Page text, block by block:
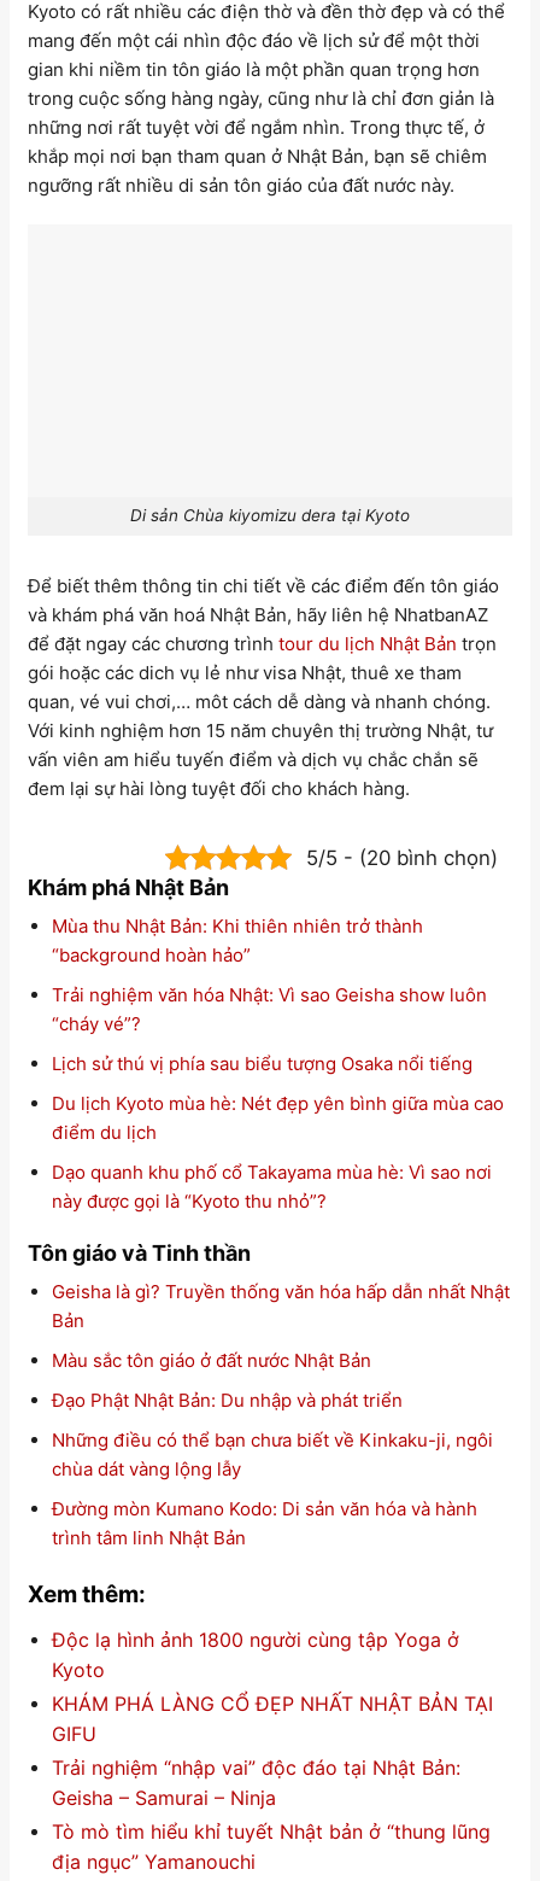
Kyoto có rất nhiều các điện thờ và đền thờ đẹp và có thể
mang đến một cái nhìn độc đáo về lịch sử để một thời
gian khi niềm tin tôn giáo là một phần quan trọng hơn
trong cuộc sống hàng ngày, cũng như là chỉ đơn giản là
những nơi rất tuyệt vời để ngắm nhìn. Trong thực tế, ở
khắp mọi nơi bạn tham quan ở Nhật Bản, bạn sẽ chiêm
ngưỡng rất nhiều di sản tôn giáo của đất nước này.
Di sản Chùa kiyomizu dera tại Kyoto
Để biết thêm thông tin chi tiết về các điểm đến tôn giáo
và khám phá văn hoá Nhật Bản, hãy liên hệ NhatbanAZ
để đặt ngay các chương trình tour du lịch Nhật Bản trọn
gói hoặc các dich vụ lẻ như visa Nhật, thuê xe tham
quan, vé vui chơi,… môt cách dễ dàng và nhanh chóng.
Với kinh nghiệm hơn 15 năm chuyên thị trường Nhật, tư
vấn viên am hiểu tuyến điểm và dịch vụ chắc chắn sẽ
đem lại sự hài lòng tuyệt đối cho khách hàng.
5/5 - (20 bình chọn)
Khám phá Nhật Bản
Mùa thu Nhật Bản: Khi thiên nhiên trở thành
“background hoàn hảo”
Trải nghiệm văn hóa Nhật: Vì sao Geisha show luôn
“cháy vé”?
Lịch sử thú vị phía sau biểu tượng Osaka nổi tiếng
Du lịch Kyoto mùa hè: Nét đẹp yên bình giữa mùa cao
điểm du lịch
Dạo quanh khu phố cổ Takayama mùa hè: Vì sao nơi
này được gọi là “Kyoto thu nhỏ”?
Tôn giáo và Tinh thần
Geisha là gì? Truyền thống văn hóa hấp dẫn nhất Nhật
Bản
Màu sắc tôn giáo ở đất nước Nhật Bản
Đạo Phật Nhật Bản: Du nhập và phát triển
Những điều có thể bạn chưa biết về Kinkaku-ji, ngôi
chùa dát vàng lộng lẫy
Đường mòn Kumano Kodo: Di sản văn hóa và hành
trình tâm linh Nhật Bản
Xem thêm:
Độc lạ hình ảnh 1800 người cùng tập Yoga ở
Kyoto
KHÁM PHÁ LÀNG CỔ ĐẸP NHẤT NHẬT BẢN TẠI
GIFU
Trải nghiệm “nhập vai” độc đáo tại Nhật Bản:
Geisha – Samurai – Ninja
Tò mò tìm hiểu khỉ tuyết Nhật bản ở “thung lũng
địa ngục” Yamanouchi